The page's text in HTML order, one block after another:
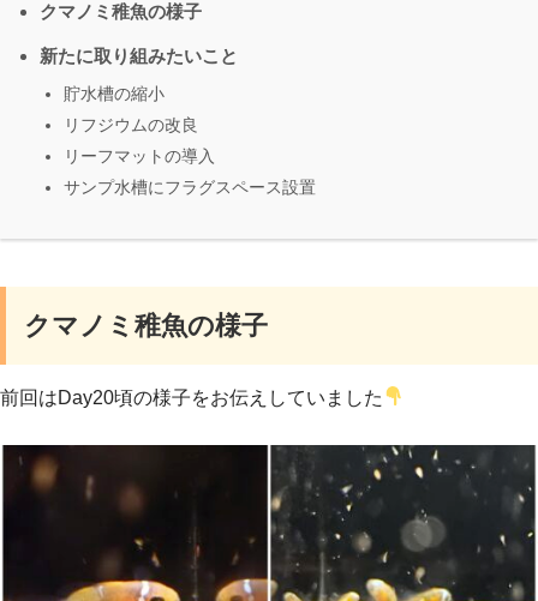
クマノミ稚魚の様子
新たに取り組みたいこと
貯水槽の縮小
リフジウムの改良
リーフマットの導入
サンプ水槽にフラグスペース設置
クマノミ稚魚の様子
前回はDay20頃の様子をお伝えしていました